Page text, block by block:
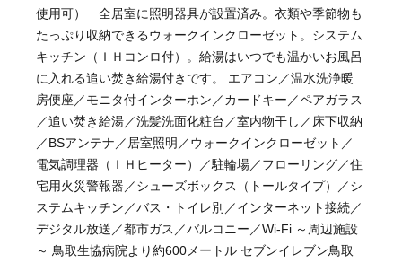
使用可） 全居室に照明器具が設置済み。衣類や季節物も
たっぷり収納できるウォークインクローゼット。システム
キッチン（ＩＨコンロ付）。給湯はいつでも温かいお風呂
に入れる追い焚き給湯付きです。 エアコン／温水洗浄暖
房便座／モニタ付インターホン／カードキー／ペアガラス
／追い焚き給湯／洗髪洗面化粧台／室内物干し／床下収納
／BSアンテナ／居室照明／ウォークインクローゼット／
電気調理器（ＩＨヒーター）／駐輪場／フローリング／住
宅用火災警報器／シューズボックス（トールタイプ）／シ
ステムキッチン／バス・トイレ別／インターネット接続／
デジタル放送／都市ガス／バルコニー／Wi-Fi ～周辺施設
～ 鳥取生協病院より約600メートル セブンイレブン鳥取